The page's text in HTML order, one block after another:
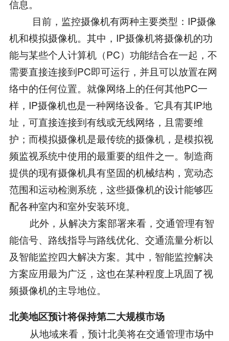
信息。
目前，监控摄像机有两种主要类型：IP摄像
机和模拟摄像机。其中，IP摄像机将摄像机的功
能与某些个人计算机（PC）功能结合在一起，不
需要直接连接到PC即可运行，并且可以放置在网
络中的任何位置。就像网络上的任何其他PC一
样，IP摄像机也是一种网络设备。它具有其IP地
址，可直接连接到有线或无线网络，且需要维
护；而模拟摄像机是最传统的摄像机，是模拟视
频监视系统中使用的最重要的组件之一。制造商
提供的现有摄像机具有坚固的机械结构，宽动态
范围和运动检测系统，这些摄像机的设计能够匹
配各种室内和室外安装环境。
此外，从解决方案部署来看，交通管理有智
能信号、路线指导与路线优化、交通流量分析以
及智能监控四大解决方案。其中，智能监控解决
方案应用最为广泛，这也在某种程度上巩固了视
频摄像机的主导地位。
北美地区预计将保持第二大规模市场
从地域来看，预计北美将在交通管理市场中